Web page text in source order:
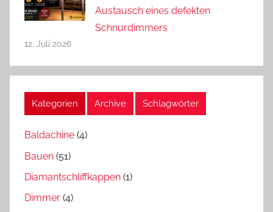
Austausch eines defekten
Schnurdimmers
12. Juli 2026
Kategorien Archive Schlagwörter
Baldachine (4)
Bauen (51)
Diamantschliffkappen (1)
Dimmer (4)